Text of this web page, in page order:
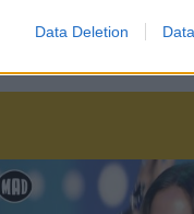
Data Deletion